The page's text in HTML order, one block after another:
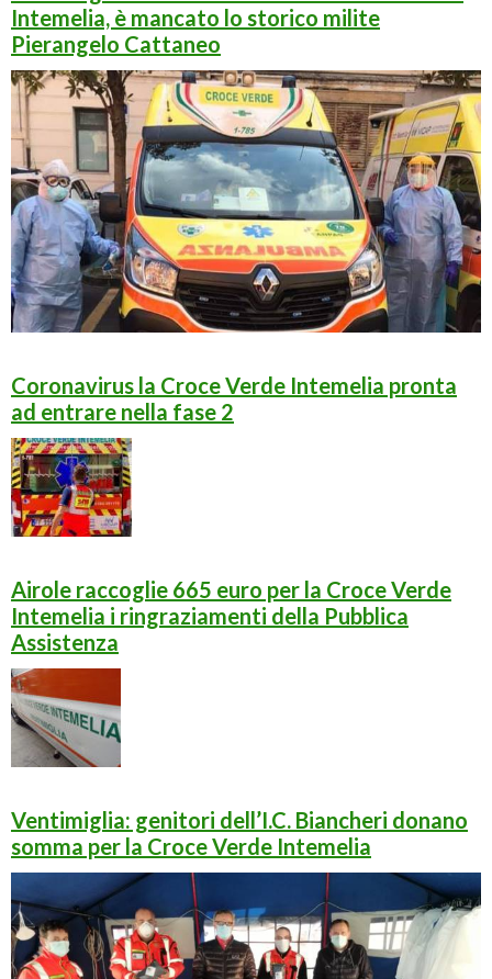
Intemelia, è mancato lo storico milite
Pierangelo Cattaneo
Coronavirus la Croce Verde Intemelia pronta
ad entrare nella fase 2
Airole raccoglie 665 euro per la Croce Verde
Intemelia i ringraziamenti della Pubblica
Assistenza
Ventimiglia: genitori dell’I.C. Biancheri donano
somma per la Croce Verde Intemelia